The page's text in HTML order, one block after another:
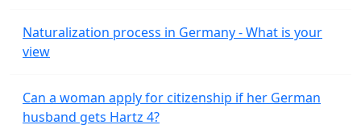
Naturalization process in Germany - What is your
view
Can a woman apply for citizenship if her German
husband gets Hartz 4?